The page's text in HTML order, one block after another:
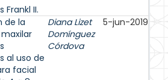
Frankl II.
de la
al uso de
facial
Diana Lizet
Domínguez
Córdova
5-jun-2019